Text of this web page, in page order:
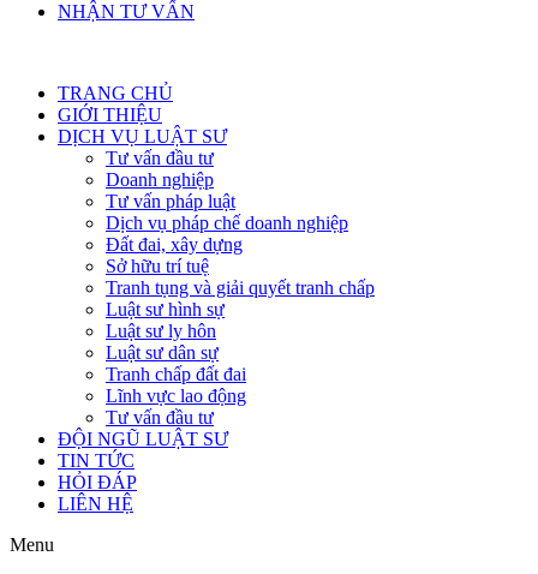
NHẬN TƯ VẤN
TRANG CHỦ
GIỚI THIỆU
DỊCH VỤ LUẬT SƯ
Tư vấn đầu tư
Doanh nghiệp
Tư vấn pháp luật
Dịch vụ pháp chế doanh nghiệp
Đất đai, xây dựng
Sở hữu trí tuệ
Tranh tụng và giải quyết tranh chấp
Luật sư hình sự
Luật sư ly hôn
Luật sư dân sự
Tranh chấp đất đai
Lĩnh vực lao động
Tư vấn đầu tư
ĐỘI NGŨ LUẬT SƯ
TIN TỨC
HỎI ĐÁP
LIÊN HỆ
Menu